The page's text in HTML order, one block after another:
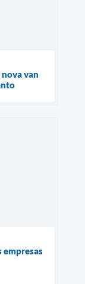
van
empresas